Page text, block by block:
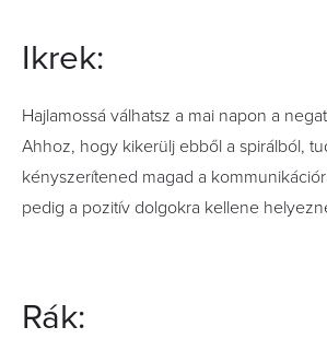
Ikrek:
Hajlamossá válhatsz a mai napon a
Ahhoz, hogy kikerülj ebből a spirálból,
kényszerítened magad a
pedig a pozitív dolgokra kellene
Rák: